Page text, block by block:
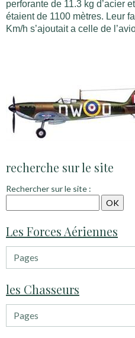
perforante de 11.3 kg d’acier
étaient de 1100 mètres. Leur
Km/h s’ajoutait a celle de
recherche sur le site
Rechercher sur le site :
Les Forces Aériennes
les Chasseurs